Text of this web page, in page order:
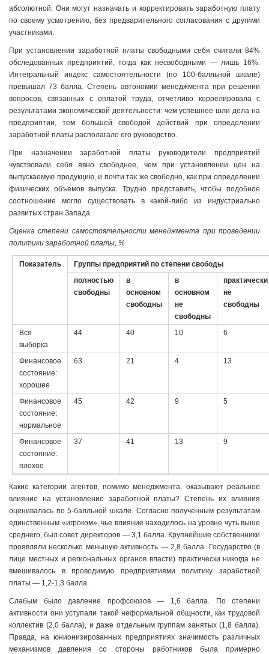
абсолютной. Они могут назначать и корректировать заработную плату
по своему усмотрению, без предварительного согласования с другими
участниками.
При установлении заработной платы свободными себя считали 84%
обследованных предприятий, тогда как несвободными — лишь 16%.
Интегральный индекс самостоятельности (по 100-балльной шкале)
превышал 73 балла. Степень автономии менеджмента при решении
вопросов, связанных с оплатой труда, отчетливо коррелировала с
результатами экономической деятельности: чем успешнее шли дела на
предприятии, тем большей свободой действий при определении
заработной платы располагало его руководство.
При назначении заработной платы руководители предприятий
чувствовали себя явно свободнее, чем при установлении цен на
выпускаемую продукцию, и почти так же свободно, как при определении
физических объемов выпуска. Трудно представить, чтобы подобное
соотношение могло существовать в какой-либо из индустриально
развитых стран Запада.
Оценка степени самостоятельности менеджмента при проведении
политики заработной платы, %
Показатель
Группы предприятий по степени свободы
полностью
свободны
в
основном
свободны
в
основном
не
свободны
практически
не
свободны
Вся
выборка
44 40 10 6
Финансовое
состояние:
хорошее
63 21 4 13
Финансовое
состояние:
нормальное
45 42 9 5
Финансовое
состояние:
плохое
37 41 13 9
Какие категории агентов, помимо менеджмента, оказывают реальное
влияние на установление заработной платы? Степень их влияния
оценивалась по 5-балльной шкале. Согласно полученным результатам
единственным «игроком», чье влияние находилось на уровне чуть выше
среднего, был совет директоров — 3,1 балла. Крупнейшие собственники
проявляли несколько меньшую активность — 2,8 балла. Государство (в
лице местных и региональных органов власти) практически никогда не
вмешивалось в проводимую предприятиями политику заработной
платы — 1,2-1,3 балла.
Слабым было давление профсоюзов — 1,6 балла. По степени
активности они уступали такой неформальной общности, как трудовой
коллектив (2,0 балла), и даже отдельным группам занятых (1,8 балла).
Правда, на юнионизированных предприятиях значимость различных
механизмов давления со стороны работников была примерно